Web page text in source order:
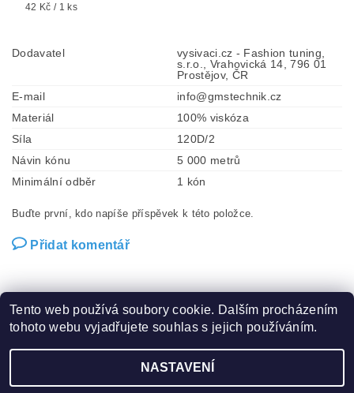
42 Kč / 1 ks
Dodavatel
vysivaci.cz - Fashion tuning,
s.r.o., Vrahovická 14, 796 01
Prostějov, ČR
E-mail
info@gmstechnik.cz
Materiál
100% viskóza
Síla
120D/2
Návin kónu
5 000 metrů
Minimální odběr
1 kón
Buďte první, kdo napíše příspěvek k této položce.
Přidat komentář
Zboží.cz | Heureka.cz | Hot-fix.cz | Crystalstyle.cz
2026 ©Vysivaci.cz, všechna práva vyhrazena
Tento web používá soubory cookie. Dalším procházením
tohoto webu vyjadřujete souhlas s jejich používáním.
NASTAVENÍ